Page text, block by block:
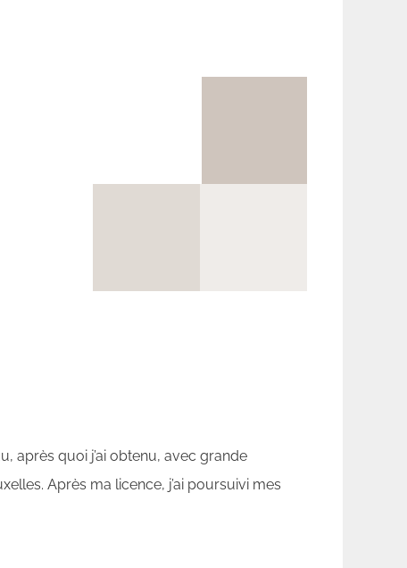
après quoi j’ai obtenu, avec grande
Après ma licence, j’ai poursuivi mes